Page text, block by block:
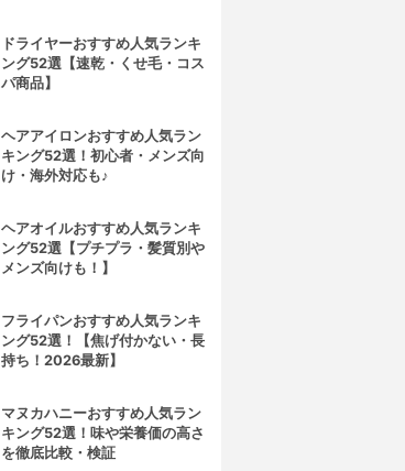
ドライヤーおすすめ人気ランキ
ング52選【速乾・くせ毛・コス
パ商品】
ヘアアイロンおすすめ人気ラン
キング52選！初心者・メンズ向
け・海外対応も♪
ヘアオイルおすすめ人気ランキ
ング52選【プチプラ・髪質別や
メンズ向けも！】
フライパンおすすめ人気ランキ
ング52選！【焦げ付かない・長
持ち！2026最新】
マヌカハニーおすすめ人気ラン
キング52選！味や栄養価の高さ
を徹底比較・検証